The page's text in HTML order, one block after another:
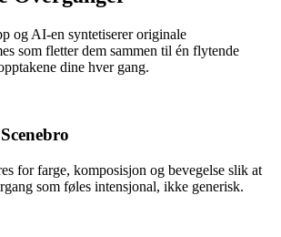
og AI-en syntetiserer originale
som fletter dem sammen til én flytende
dine hver gang.
for farge, komposisjon og bevegelse slik at
som føles intensjonal, ikke generisk.